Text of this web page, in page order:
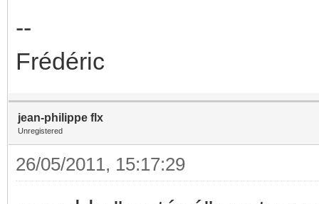
--
Frédéric
jean-philippe flx
Unregistered
26/05/2011, 15:17:29